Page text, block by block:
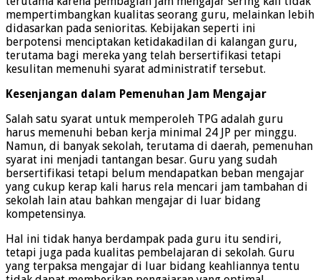
mempertimbangkan kualitas seorang guru, melainkan lebih
didasarkan pada senioritas. Kebijakan seperti ini
berpotensi menciptakan ketidakadilan di kalangan guru,
terutama bagi mereka yang telah bersertifikasi tetapi
kesulitan memenuhi syarat administratif tersebut.
Kesenjangan dalam Pemenuhan Jam Mengajar
Salah satu syarat untuk memperoleh TPG adalah guru
harus memenuhi beban kerja minimal 24 JP per minggu.
Namun, di banyak sekolah, terutama di daerah, pemenuhan
syarat ini menjadi tantangan besar. Guru yang sudah
bersertifikasi tetapi belum mendapatkan beban mengajar
yang cukup kerap kali harus rela mencari jam tambahan di
sekolah lain atau bahkan mengajar di luar bidang
kompetensinya.
Hal ini tidak hanya berdampak pada guru itu sendiri,
tetapi juga pada kualitas pembelajaran di sekolah. Guru
yang terpaksa mengajar di luar bidang keahliannya tentu